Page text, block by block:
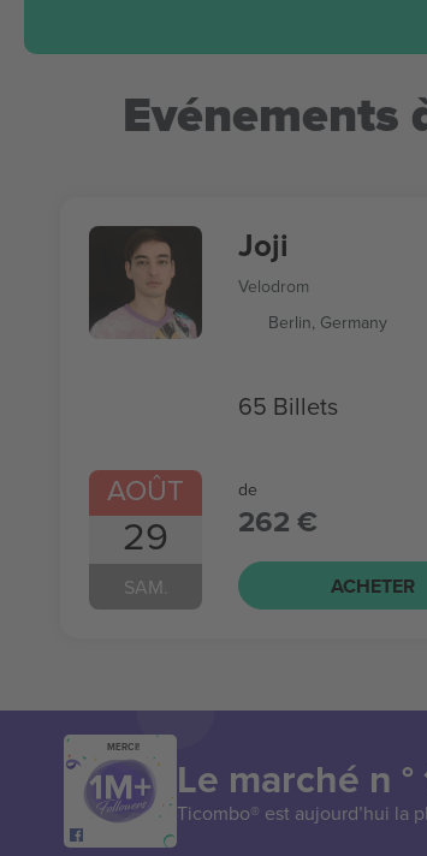
Evénements
AOÛT
29
SAM.
Joji
Velodrom
Berlin, Germany
65 Billets
de
262 €
ACHETER
MERCI!
Le marché n
Ticombo® est aujourd’hui la